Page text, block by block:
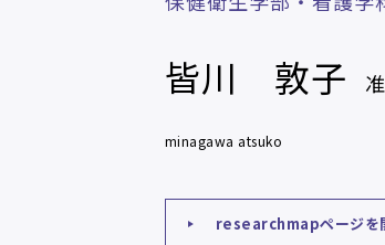
皆川 敦子
minagawa atsuko
researchmapページを